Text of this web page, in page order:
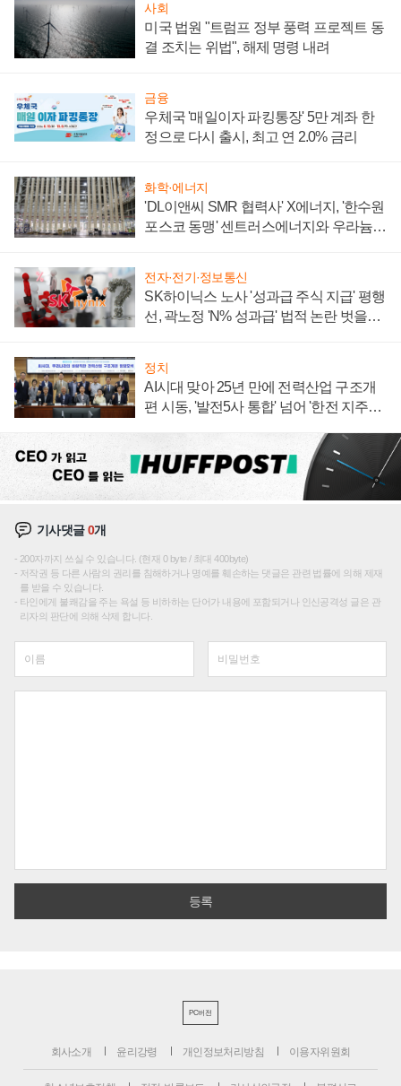
사회
미국 법원 "트럼프 정부 풍력 프로젝트 동
결 조치는 위법", 해제 명령 내려
금융
우체국 '매일이자 파킹통장' 5만 계좌 한
정으로 다시 출시, 최고 연 2.0% 금리
화학·에너지
'DL이앤씨 SMR 협력사' X에너지, '한수원
포스코 동맹' 센트러스에너지와 우라늄
전자·전기·정보통신
SK하이닉스 노사 '성과급 주식 지급' 평행
선, 곽노정 'N% 성과급' 법적 논란 벗을지
정치
AI시대 맞아 25년 만에 전력산업 구조개
편 시동, '발전5사 통합' 넘어 '한전 지주사'
기사댓글0개
200자까지 쓰실 수 있습니다. (현재 0 byte / 최대 400byte)
저작권 등 다른 사람의 권리를 침해하거나 명예를 훼손하는 댓글은 관련 법률에 의해 제재
를 받을 수 있습니다.
타인에게 불쾌감을 주는 욕설 등 비하하는 단어가 내용에 포함되거나 인신공격성 글은 관
리자의 판단에 의해 삭제 합니다.
PC버전
회사소개 윤리강령 개인정보처리방침 이용자위원회